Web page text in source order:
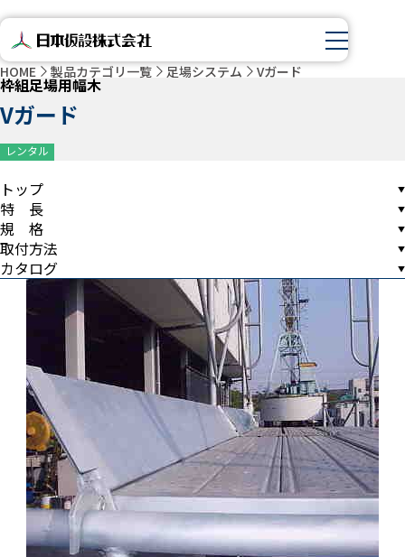
HOME 製品カテゴリ一覧 足場システム Vガード
枠組足場用幅木
Vガード
レンタル
トップ
特 長
規 格
取付方法
カタログ